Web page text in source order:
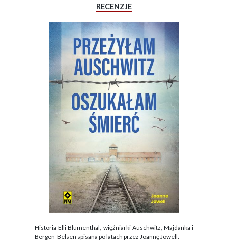
RECENZJE
Historia Elli Blumenthal, więźniarki Auschwitz, Majdanka i
Bergen-Belsen spisana po latach przez Joannę Jowell.